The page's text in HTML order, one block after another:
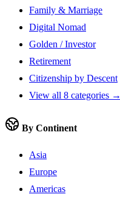
Family & Marriage
Digital Nomad
Golden / Investor
Retirement
Citizenship by Descent
View all 8 categories →
By Continent
Asia
Europe
Americas